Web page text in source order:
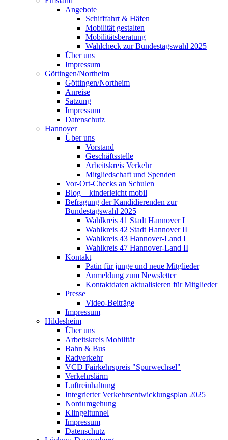
Angebote
Schifffahrt & Häfen
Mobilität gestalten
Mobilitätsberatung
Wahlcheck zur Bundestagswahl 2025
Über uns
Impressum
Göttingen/Northeim
Göttingen/Northeim
Anreise
Satzung
Impressum
Datenschutz
Hannover
Über uns
Vorstand
Geschäftsstelle
Arbeitskreis Verkehr
Mitgliedschaft und Spenden
Vor-Ort-Checks an Schulen
Blog – kinderleicht mobil
Befragung der Kandidierenden zur
Bundestagswahl 2025
Wahlkreis 41 Stadt Hannover I
Wahlkreis 42 Stadt Hannover II
Wahlkreis 43 Hannover-Land I
Wahlkreis 47 Hannover-Land II
Kontakt
Patin für junge und neue Mitglieder
Anmeldung zum Newsletter
Kontaktdaten aktualisieren für Mitglieder
Presse
Video-Beiträge
Impressum
Hildesheim
Über uns
Arbeitskreis Mobilität
Bahn & Bus
Radverkehr
VCD Fairkehrspreis "Spurwechsel"
Verkehrslärm
Luftreinhaltung
Integrierter Verkehrsentwicklungsplan 2025
Nordumgehung
Klingeltunnel
Impressum
Datenschutz